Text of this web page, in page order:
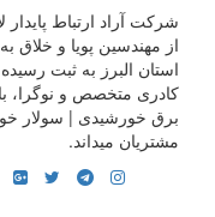
شرکت آراد ارتباط
استان البرز به ثبت
کادری متخصص و نوگرا،
برق خورشیدی | سولار
مشتریان میداند.